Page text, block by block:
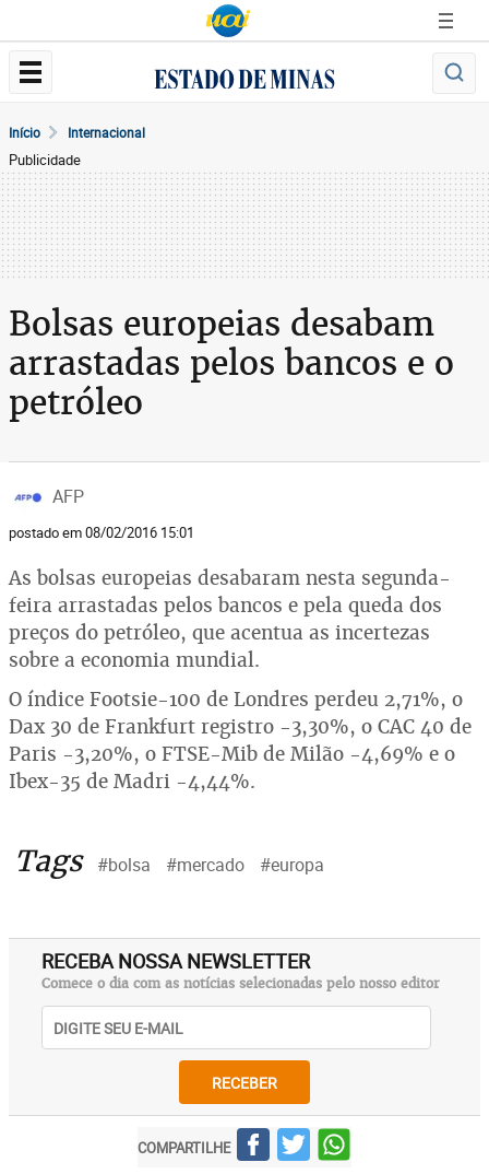
Início Internacional
Publicidade
Bolsas europeias desabam
arrastadas pelos bancos e o
petróleo
AFP
postado em 08/02/2016 15:01
As bolsas europeias desabaram nesta segunda-
feira arrastadas pelos bancos e pela queda dos
preços do petróleo, que acentua as incertezas
sobre a economia mundial.
O índice Footsie-100 de Londres perdeu 2,71%, o
Dax 30 de Frankfurt registro -3,30%, o CAC 40 de
Paris -3,20%, o FTSE-Mib de Milão -4,69% e o
Ibex-35 de Madri -4,44%.
Tags #bolsa #mercado #europa
RECEBA NOSSA NEWSLETTER
Comece o dia com as notícias selecionadas pelo nosso editor
RECEBER
COMPARTILHE